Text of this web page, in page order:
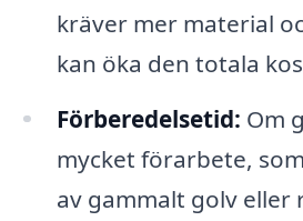
kräver mer material
kan öka den totala
Förberedelsetid: Om
mycket förarbete,
av gammalt golv eller